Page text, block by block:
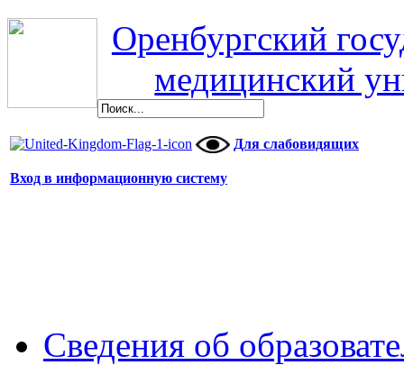
Оренбургский
медицинский
Для слабовидящих
Вход в информационную систему
Сведения об